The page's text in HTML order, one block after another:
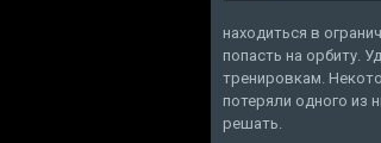
находиться в
попасть на орбиту.
тренировкам.
потеряли одного
решать.